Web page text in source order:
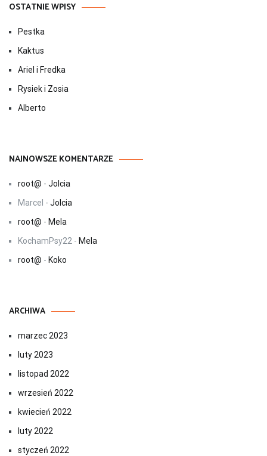
OSTATNIE WPISY
Pestka
Kaktus
Ariel i Fredka
Rysiek i Zosia
Alberto
NAJNOWSZE KOMENTARZE
root@ - Jolcia
Marcel - Jolcia
root@ - Mela
KochamPsy22 - Mela
root@ - Koko
ARCHIWA
marzec 2023
luty 2023
listopad 2022
wrzesień 2022
kwiecień 2022
luty 2022
styczeń 2022